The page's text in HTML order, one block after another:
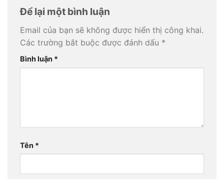
Để lại một bình luận
Email của bạn sẽ không được hiển thị công khai.
Các trường bắt buộc được đánh dấu *
Bình luận *
Tên *